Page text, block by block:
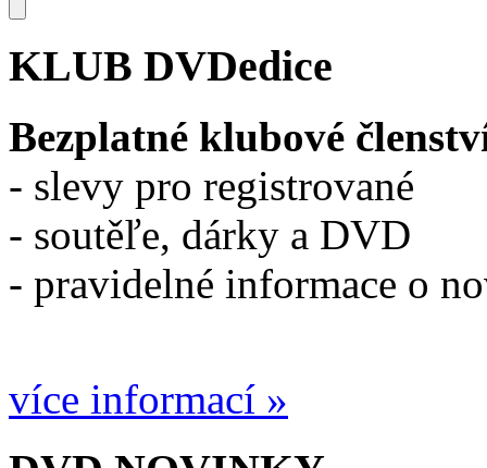
KLUB DVDedice
Bezplatné klubové
- slevy pro registrované
- soutěľe, dárky a DVD
- pravidelné informace o
více informací »